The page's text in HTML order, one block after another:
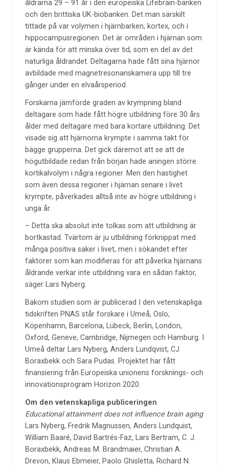
åldrarna 29 – 91 år i den europeiska Lifebrain-banken
och den brittiska UK-biobanken. Det man särskilt
tittade på var volymen i hjärnbarken, kortex, och i
hippocampusregionen. Det är områden i hjärnan som
är kända för att minska över tid, som en del av det
naturliga åldrandet. Deltagarna hade fått sina hjärnor
avbildade med magnetresonanskamera upp till tre
gånger under en elvaårsperiod.
Forskarna jämförde graden av krympning bland
deltagare som hade fått högre utbildning före 30 års
ålder med deltagare med bara kortare utbildning. Det
visade sig att hjärnorna krympte i samma takt för
bägge grupperna. Det gick däremot att se att de
högutbildade redan från början hade aningen större
kortikalvolym i några regioner. Men den hastighet
som även dessa regioner i hjärnan senare i livet
krympte, påverkades alltså inte av högre utbildning i
unga år.
– Detta ska absolut inte tolkas som att utbildning är
bortkastad. Tvärtom är ju utbildning förknippat med
många positiva saker i livet, men i sökandet efter
faktorer som kan modifieras för att påverka hjärnans
åldrande verkar inte utbildning vara en sådan faktor,
säger Lars Nyberg.
Bakom studien som är publicerad I den vetenskapliga
tidskriften PNAS står forskare i Umeå, Oslo,
Köpenhamn, Barcelona, Lübeck, Berlin, London,
Oxford, Geneve, Cambridge, Nijmegen och Hamburg. I
Umeå deltar Lars Nyberg, Anders Lundqvist, CJ
Boraxbekk och Sara Pudas. Projektet har fått
finansiering från Europeiska unionens forsknings- och
innovationsprogram Horizon 2020.
Om den vetenskapliga publiceringen
Educational attainment does not influence brain aging
Lars Nyberg, Fredrik Magnussen, Anders Lundquist,
William Baaré, David Bartrés-Faz, Lars Bertram, C. J.
Boraxbekk, Andreas M. Brandmaier, Christian A.
Drevon, Klaus Ebmeier, Paolo Ghisletta, Richard N.